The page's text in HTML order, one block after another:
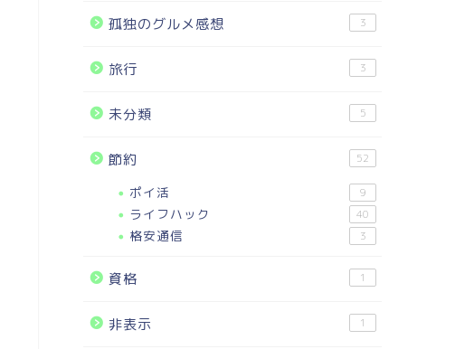
孤独のグルメ感想 3
旅行 3
未分類 5
節約 52
ポイ活 9
ライフハック 40
格安通信 3
資格 1
非表示 1